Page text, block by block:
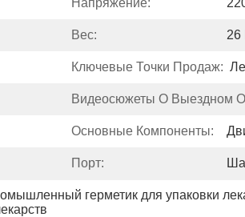
Напряжение:
Вес: 26
Ключевые Точки Продаж:
Видеосюжеты О Выездном
Основные Компоненты:
Порт:
герметик для упаковки